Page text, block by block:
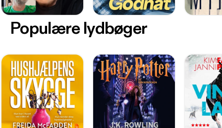
Populære lydbøger